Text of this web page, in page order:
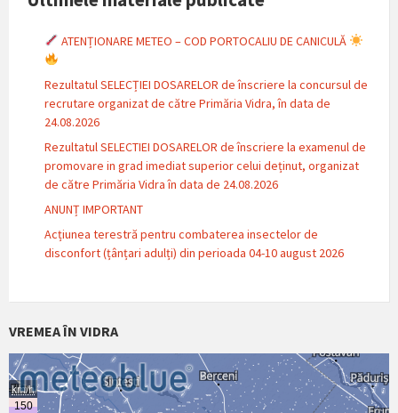
ATENȚIONARE METEO – COD PORTOCALIU DE CANICULĂ
Rezultatul SELECȚIEI DOSARELOR de înscriere la concursul de
recrutare organizat de către Primăria Vidra, în data de
24.08.2026
Rezultatul SELECTIEI DOSARELOR de înscriere la examenul de
promovare in grad imediat superior celui deținut, organizat
de către Primăria Vidra în data de 24.08.2026
ANUNȚ IMPORTANT
Acțiunea terestră pentru combaterea insectelor de
disconfort (țânțari adulți) din perioada 04-10 august 2026
VREMEA ÎN VIDRA